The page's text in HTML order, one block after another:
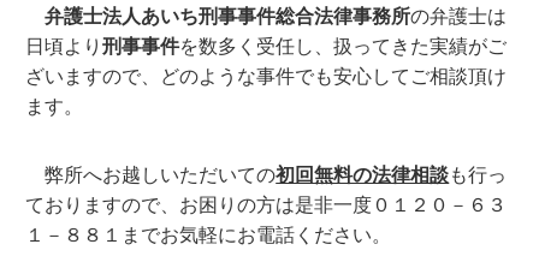
弁護士法人あいち刑事事件総合法律事務所の弁護士は
日頃より刑事事件を数多く受任し、扱ってきた実績がご
ざいますので、どのような事件でも安心してご相談頂け
ます。
弊所へお越しいただいての初回無料の法律相談も行っ
ておりますので、お困りの方は是非一度０１２０－６３
１－８８１までお気軽にお電話ください。